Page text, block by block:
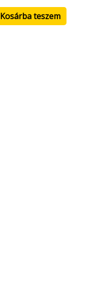
Kosárba teszem